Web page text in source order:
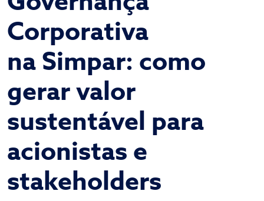
Corporativa
na Simpar: como
gerar valor
sustentável para
acionistas e
stakeholders